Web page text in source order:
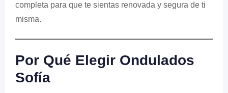
completa para que te sientas renovada y segura de ti
misma.
Por Qué Elegir Ondulados
Sofía